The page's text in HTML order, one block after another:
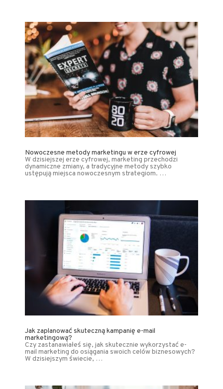
Nowoczesne metody marketingu w erze cyfrowej
W dzisiejszej erze cyfrowej, marketing przechodzi
dynamiczne zmiany, a tradycyjne metody szybko
ustępują miejsca nowoczesnym strategiom. …
Jak zaplanować skuteczną kampanię e-mail
marketingową?
Czy zastanawiałeś się, jak skutecznie wykorzystać e-
mail marketing do osiągania swoich celów biznesowych?
W dzisiejszym świecie, …